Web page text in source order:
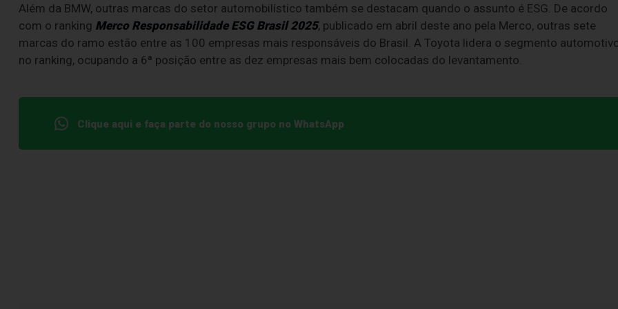
Além da BMW, outras marcas do setor automobilístico também se destacam quando o assunto é ESG. De acordo
com o ranking Merco Responsabilidade ESG Brasil 2025, publicado em abril deste ano pela Merco, outras sete
marcas do ramo estão entre as 100 empresas mais responsáveis do Brasil. A Toyota lidera o segmento
no ranking, ocupando a 6ª posição entre as dez empresas mais bem colocadas do levantamento.
Clique aqui e faça parte do nosso grupo no WhatsApp